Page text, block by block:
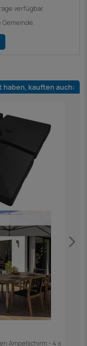
verfügbar.
Gemeinde.
haben, kauften auch:
Ampelschirm - 4 x